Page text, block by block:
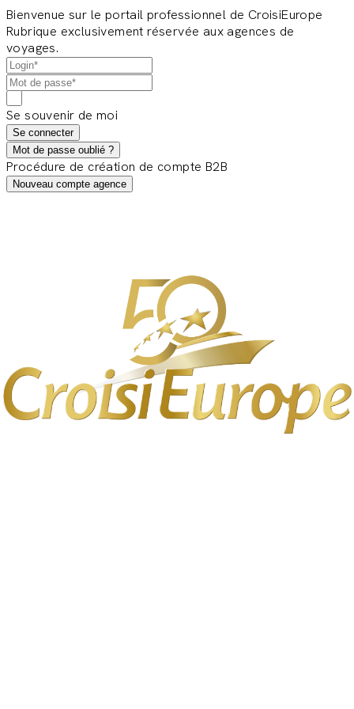
Bienvenue sur le portail professionnel de CroisiEurope
Rubrique exclusivement réservée aux agences de
voyages.
Se souvenir de moi
Se connecter
Mot de passe oublié ?
Procédure de création de compte B2B
Nouveau compte agence